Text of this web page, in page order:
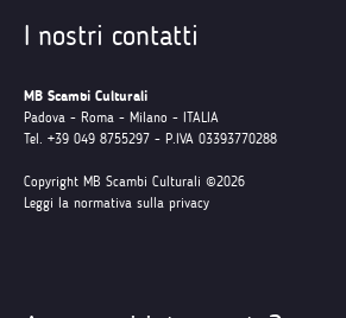
I nostri contatti
MB Scambi Culturali
Padova - Roma - Milano - ITALIA
Tel. +39 049 8755297 - P.IVA 03393770288
Copyright MB Scambi Culturali ©2026
Leggi la normativa sulla privacy